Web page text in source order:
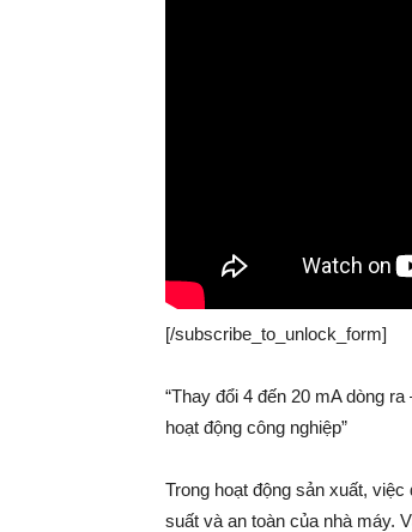
[/subscribe_to_unlock_form]
“Thay đổi 4 đến 20 mA dòng
hoạt động công nghiệp”
Trong hoạt động sản xuất,
suất và an toàn của nhà máy.